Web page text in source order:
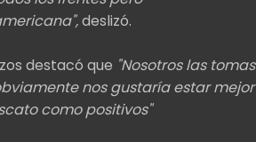
deslizó.
destacó que "Nosotros las tomas
nos gustaría estar mejor
como positivos"